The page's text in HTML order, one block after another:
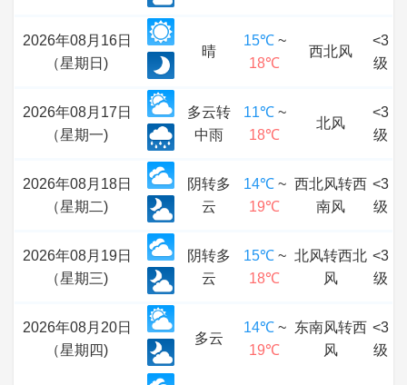
2026年08月16日
（星期日)
晴
15℃~
18℃
西北风
<3
级
2026年08月17日
（星期一)
多云转
中雨
11℃~
18℃
北风
<3
级
2026年08月18日
（星期二)
阴转多
云
14℃~
19℃
西北风转西
南风
<3
级
2026年08月19日
（星期三)
阴转多
云
15℃~
18℃
北风转西北
风
<3
级
2026年08月20日
（星期四)
多云
14℃~
19℃
东南风转西
风
<3
级